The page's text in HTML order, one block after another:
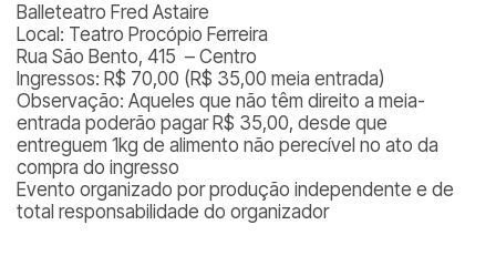
Balleteatro Fred Astaire
Local: Teatro Procópio Ferreira
Rua São Bento, 415 – Centro
Ingressos: R$ 70,00 (R$ 35,00 meia entrada)
Observação: Aqueles que não têm direito a meia-
entrada poderão pagar R$ 35,00, desde que
entreguem 1kg de alimento não perecível no ato da
compra do ingresso
Evento organizado por produção independente e de
total responsabilidade do organizador